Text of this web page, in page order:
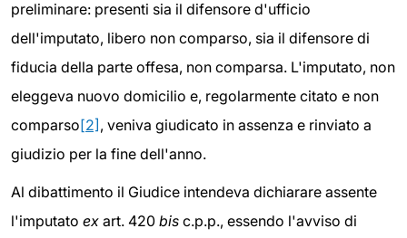
preliminare: presenti sia il difensore d'ufficio
dell'imputato, libero non comparso, sia il difensore di
fiducia della parte offesa, non comparsa. L'imputato, non
eleggeva nuovo domicilio e, regolarmente citato e non
comparso[2] , veniva giudicato in assenza e rinviato a
giudizio per la fine dell'anno.
Al dibattimento il Giudice intendeva dichiarare assente
l'imputato ex art. 420 bis c.p.p., essendo l'avviso di